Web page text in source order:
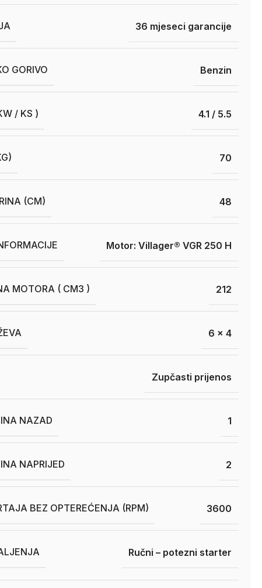
36 mjeseci garancije
GORIVO Benzin
/ KS ) 4.1 / 5.5
70
(CM) 48
Motor: Villager® VGR 250 H
MOTORA ( CM3 ) 212
6 x 4
Zupčasti prijenos
NAZAD 1
NAPRIJED 2
BEZ OPTEREĆENJA (RPM) 3600
Ručni – potezni starter